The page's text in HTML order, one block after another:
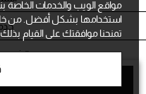
مواقع الويب والخدمات الخاصة
استخدامها بشكل أفضل. من خلال
تمنحنا موافقتك على القيام بذلك.
أضف الى
خدمة
الشروط